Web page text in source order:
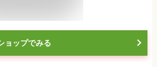
ョップでみる